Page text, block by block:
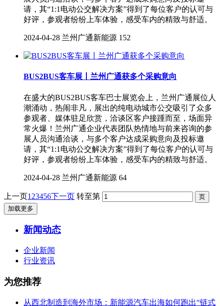
请，其“1:1电动公交解决方案”得到了每位客户的认可与
好评，参观者纷纷上车体验，感受车内的精致与舒适。
2024-04-28 兰州广通新能源 152
BUS2BUS客车展丨兰州广通获多个采购意向
在盛大的BUS2BUS客车巴士展览会上，兰州广通展位人
潮涌动，热闹非凡，展出的纯电动城市公交吸引了众多
参观者、媒体驻足欣赏，洽谈区客户接踵而至，场面异
常火爆！兰州广通企业代表团队热情地与前来咨询的参
展人员沟通洽谈，与多个客户达成采购意向及投标邀
请，其“1:1电动公交解决方案”得到了每位客户的认可与
好评，参观者纷纷上车体验，感受车内的精致与舒适。
2024-04-28 兰州广通新能源 64
上一页1 23456下一页 转至第
加载更多
新闻动态
企业新闻
行业资讯
为您推荐
从西北制造到海外市场：新能源汽车出海如何跑出“链式